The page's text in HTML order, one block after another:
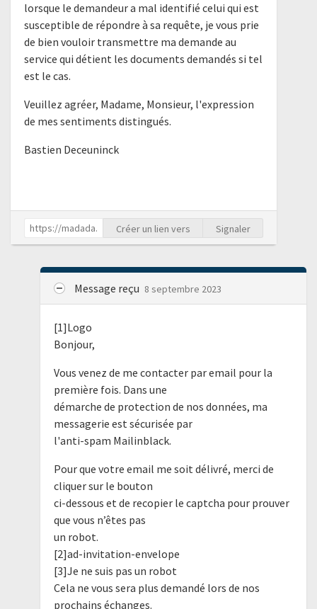
lorsque le demandeur a mal identifié celui qui est
susceptible de répondre à sa requête, je vous prie
de bien vouloir transmettre ma demande au
service qui détient les documents demandés si tel
est le cas.
Veuillez agréer, Madame, Monsieur, l'expression
de mes sentiments distingués.
Bastien Deceuninck
Créer un lien vers Signaler
Message reçu 8 septembre 2023
[1]Logo
Bonjour,
Vous venez de me contacter par email pour la
première fois. Dans une
démarche de protection de nos données, ma
messagerie est sécurisée par
l'anti-spam Mailinblack.
Pour que votre email me soit délivré, merci de
cliquer sur le bouton
ci-dessous et de recopier le captcha pour prouver
que vous n’êtes pas
un robot.
[2]ad-invitation-envelope
[3]Je ne suis pas un robot
Cela ne vous sera plus demandé lors de nos
prochains échanges.